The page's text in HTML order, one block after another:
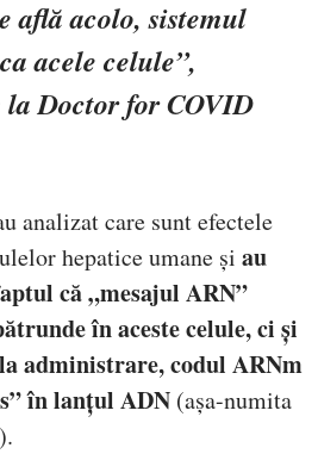
află acolo, sistemul
acele celule”,
la Doctor for COVID
analizat care sunt efectele
hepatice umane și au
că „mesajul ARN”
în aceste celule, ci și
administrare, codul ARNm
în lanțul ADN (așa-numita